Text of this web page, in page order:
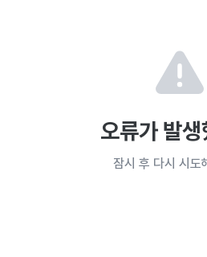
오류가 발
잠시 후 다시 시도